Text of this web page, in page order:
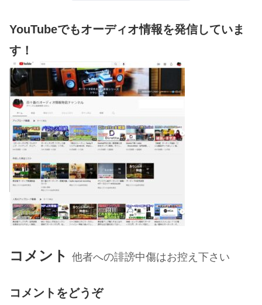
YouTubeでもオーディオ情報を発信していま
す！
コメント 他者への誹謗中傷はお控え下さい
コメントをどうぞ